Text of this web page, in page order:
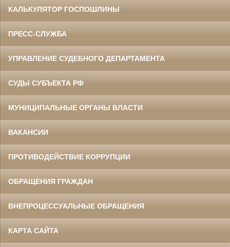
КАЛЬКУЛЯТОР ГОСПОШЛИНЫ
ПРЕСС-СЛУЖБА
УПРАВЛЕНИЕ СУДЕБНОГО ДЕПАРТАМЕНТА
СУДЫ СУБЪЕКТА РФ
МУНИЦИПАЛЬНЫЕ ОРГАНЫ ВЛАСТИ
ВАКАНСИИ
ПРОТИВОДЕЙСТВИЕ КОРРУПЦИИ
ОБРАЩЕНИЯ ГРАЖДАН
ВНЕПРОЦЕССУАЛЬНЫЕ ОБРАЩЕНИЯ
КАРТА САЙТА